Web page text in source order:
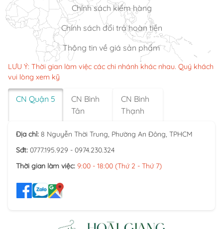
Chính sách kiểm hàng
Chính sách đổi trả hoàn tiền
Thông tin về giá sản phẩm
LƯU Ý: Thời gian làm việc các chi nhánh khác nhau. Quý khách
vui lòng xem kỹ
CN Quận 5
CN Bình
Tân
CN Bình
Thạnh
Địa chỉ: 8 Nguyễn Thời Trung, Phường An Đông, TPHCM
Sđt: 0777.195.929 - 0974.230.324
Thời gian làm việc: 9:00 - 18:00 (Thứ 2 - Thứ 7)